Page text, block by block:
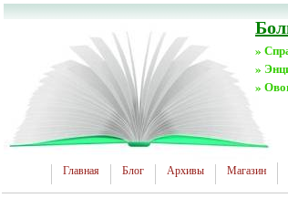
»
»
»
Главная Блог Архивы Магазин